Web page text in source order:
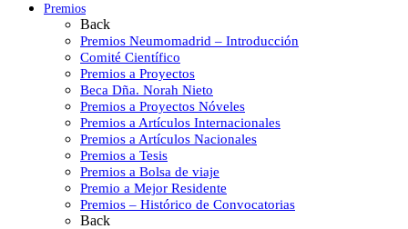
Premios
Back
Premios Neumomadrid – Introducción
Comité Científico
Premios a Proyectos
Beca Dña. Norah Nieto
Premios a Proyectos Nóveles
Premios a Artículos Internacionales
Premios a Artículos Nacionales
Premios a Tesis
Premios a Bolsa de viaje
Premio a Mejor Residente
Premios – Histórico de Convocatorias
Back